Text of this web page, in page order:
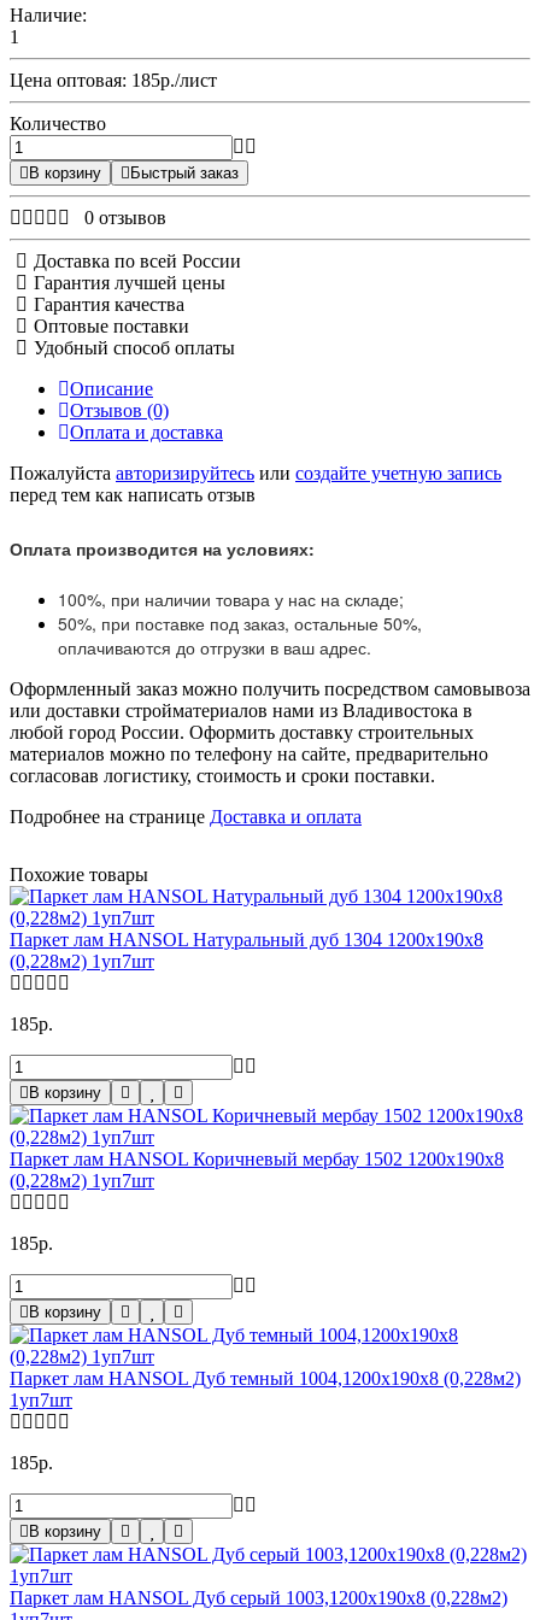
Наличие:
1
Цена оптовая: 185р./лист
Количество
В корзину Быстрый заказ
0 отзывов
Доставка по всей России
Гарантия лучшей цены
Гарантия качества
Оптовые поставки
Удобный способ оплаты
Описание
Отзывов (0)
Оплата и доставка
Пожалуйста авторизируйтесь или создайте учетную запись
перед тем как написать отзыв
Оплата производится на условиях:
100%, при наличии товара у нас на складе;
50%, при поставке под заказ, остальные 50%,
оплачиваются до отгрузки в ваш адрес.
Оформленный заказ можно получить посредством самовывоза
или доставки стройматериалов нами из Владивостока в
любой город России. Оформить доставку строительных
материалов можно по телефону на сайте, предварительно
согласовав логистику, стоимость и сроки поставки.
Подробнее на странице Доставка и оплата
Похожие товары
Паркет лам HANSOL Натуральный дуб 1304 1200х190х8
(0,228м2) 1уп7шт
185р.
В корзину
Паркет лам HANSOL Коричневый мербау 1502 1200х190х8
(0,228м2) 1уп7шт
185р.
В корзину
Паркет лам HANSOL Дуб темный 1004,1200х190х8 (0,228м2)
1уп7шт
185р.
В корзину
Паркет лам HANSOL Дуб серый 1003,1200х190х8 (0,228м2)